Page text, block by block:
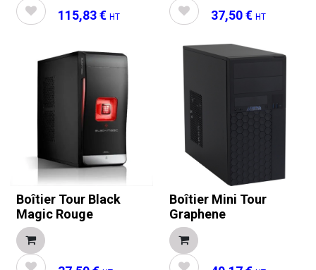
115,83€ HT 37,50€ HT
Boîtier Tour Black
Magic Rouge
Boîtier Mini Tour
Graphene